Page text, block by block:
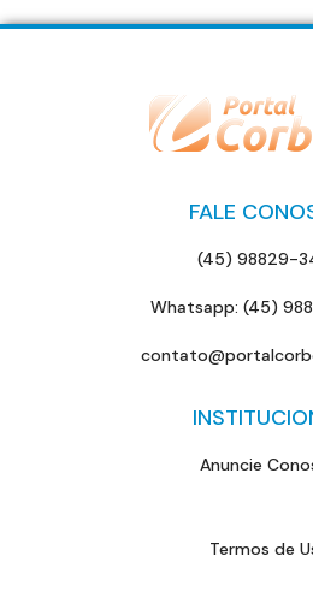
FALE
(45) 98829-
Whatsapp: (45)
Anuncie
Termos de